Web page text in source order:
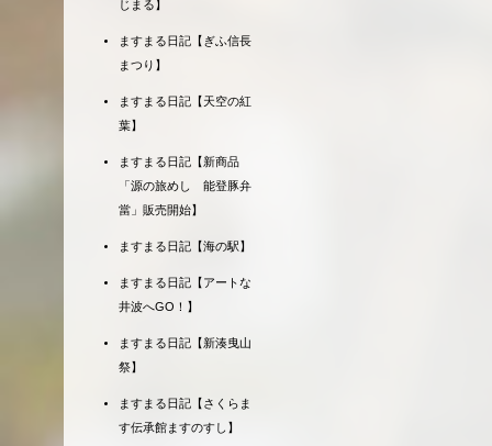
じまる】
ますまる日記【ぎふ信長
まつり】
ますまる日記【天空の紅
葉】
ますまる日記【新商品
「源の旅めし 能登豚弁
當」販売開始】
ますまる日記【海の駅】
ますまる日記【アートな
井波へGO！】
ますまる日記【新湊曳山
祭】
ますまる日記【さくらま
す伝承館ますのすし】